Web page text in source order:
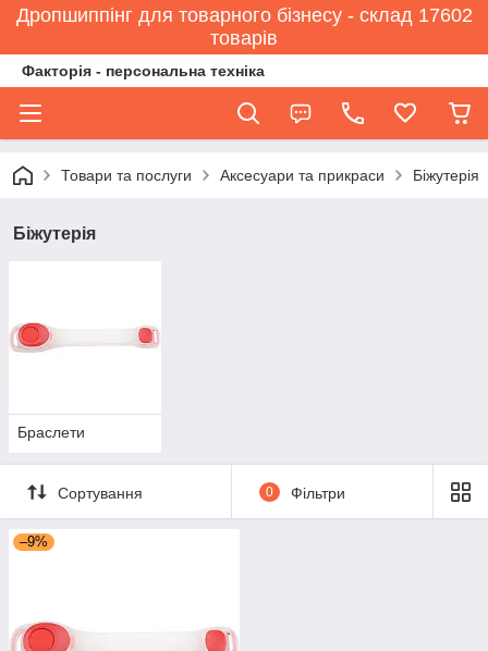
Дропшиппінг для товарного бізнесу - склад 17602
товарів
Факторія - персональна техніка
Товари та послуги Аксесуари та прикраси Біжутерія
Біжутерія
Браслети
Сортування 0 Фільтри
–9%